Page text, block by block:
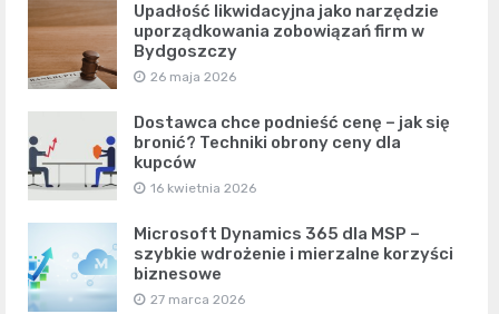
Upadłość likwidacyjna jako narzędzie
uporządkowania zobowiązań firm w
Bydgoszczy
26 maja 2026
Dostawca chce podnieść cenę – jak się
bronić? Techniki obrony ceny dla
kupców
16 kwietnia 2026
Microsoft Dynamics 365 dla MSP –
szybkie wdrożenie i mierzalne korzyści
biznesowe
27 marca 2026